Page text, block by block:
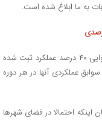
به ما ابلاغ شده است.
وی افزود: سقف پرداخت کمک هزینه به واحدهای نانوایی ۴۰ درصد عملکرد ثبت شده
عملکردی آنها در هر دوره
اینکه احتمالا در فضای شهرها